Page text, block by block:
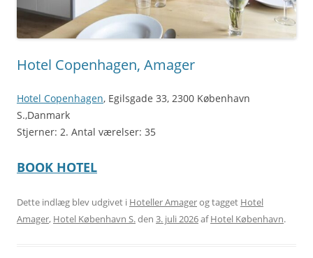
Hotel Copenhagen, Amager
Hotel Copenhagen, Egilsgade 33, 2300 København
S.,Danmark
Stjerner: 2. Antal værelser: 35
BOOK HOTEL
Dette indlæg blev udgivet i Hoteller Amagerog tagget Hotel
Amager, Hotel København S.den 3. juli 2026afHotel København.